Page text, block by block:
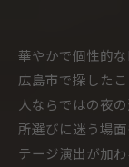
華やかで個性的
広島市で探した
人ならではの夜
所選びに迷う場
テージ演出が加